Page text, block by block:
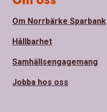
Om Norrbärke Sparbank
Hållbarhet
Samhällsengagemang
Jobba hos oss